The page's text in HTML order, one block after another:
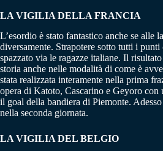
LA VIGILIA DELLA FRANCIA
L’esordio è stato fantastico anche se alle
diversamente. Strapotere sotto tutti i
spazzato via le ragazze italiane. Il
storia anche nelle modalità di come è
stata realizzata interamente nella prima
opera di Katoto, Cascarino e Geyoro con
il goal della bandiera di Piemonte.
nella seconda giornata.
LA VIGILIA DEL BELGIO